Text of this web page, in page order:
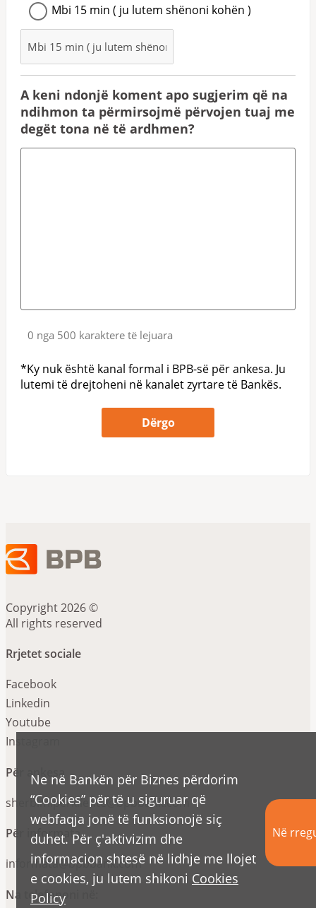
Mbi 15 min ( ju lutem shënoni kohën )
A keni ndonjë koment apo sugjerim që na
ndihmon ta përmirsojmë përvojen tuaj me
degët tona në të ardhmen?
0 nga 500 karaktere të lejuara
*Ky nuk është kanal formal i BPB-së për ankesa. Ju
lutemi të drejtoheni në kanalet zyrtare të Bankës.
Copyright 2026 ©
All rights reserved
Rrjetet sociale
Facebook
Linkedin
Youtube
Instagram
Për ankesa
sherbimiperkliente@bpbbank.com
Për informata
informata@bpbbank.com
Na telefononi në:
Ne në Bankën për Biznes përdorim
“Cookies” për të u siguruar që
webfaqja jonë të funksionojë siç
duhet. Për ç'aktivizim dhe
informacion shtesë në lidhje me llojet
e cookies, ju lutem shikoni Cookies
Policy
Në